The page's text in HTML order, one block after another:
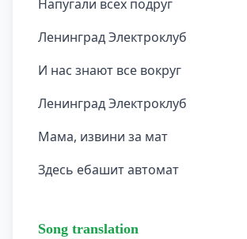
Напугали всех подруг
Ленинград Электроклуб
И нас знают все вокруг
Ленинград Электроклуб
Мама, извини за мат
Здесь ебашит автомат
Song translation